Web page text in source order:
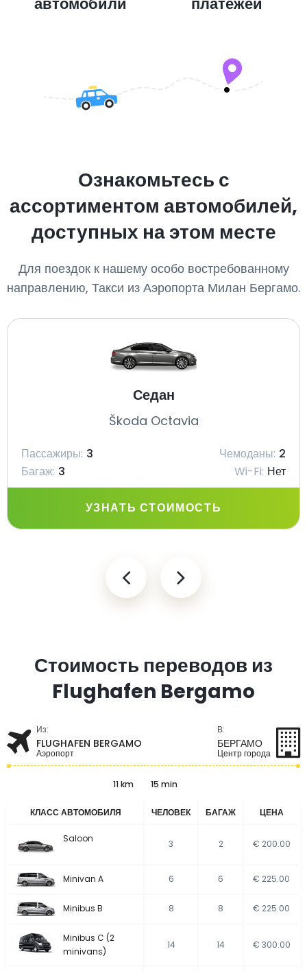
Ознакомьтесь с
ассортиментом автомобилей,
доступных на этом месте
Для поездок к нашему особо востребованному
направлению, Такси из Аэропорта Милан Бергамо.
Седан
Škoda Octavia
Пассажиры: 3 Чемоданы: 2
Багаж: 3 Wi-Fi: Нет
УЗНАТЬ СТОИМОСТЬ
Стоимость переводов из
Flughafen Bergamo
Из:
FLUGHAFEN BERGAMO
Аэропорт
В:
БЕРГАМО
Центр города
11 km 15 min
КЛАСС АВТОМОБИЛЯ ЧЕЛОВЕК БАГАЖ ЦЕНА
Saloon 3 2 € 200.00
Minivan A 6 6 € 225.00
Minibus B 8 8 € 225.00
Minibus C (2
minivans)
14 14 € 300.00